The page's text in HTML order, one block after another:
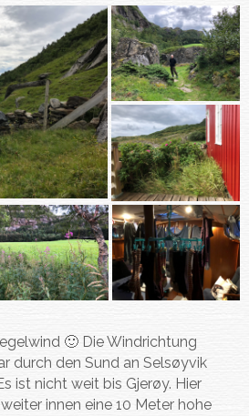
🙂 Die Windrichtung
durch den Sund an Selsøyvik
ist nicht weit bis Gjerøy. Hier
innen eine 10 Meter hohe